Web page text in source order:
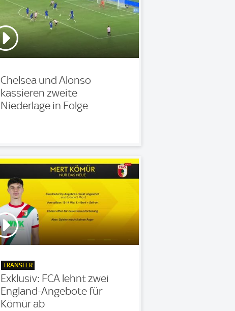
Chelsea und Alonso
kassieren zweite
Niederlage in Folge
TRANSFER
Exklusiv: FCA lehnt zwei
England-Angebote für
Kömür ab